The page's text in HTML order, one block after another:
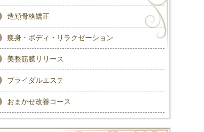
造顔骨格矯正
痩身・ボディ・リラクゼーション
美整筋膜リリース
ブライダルエステ
おまかせ改善コース